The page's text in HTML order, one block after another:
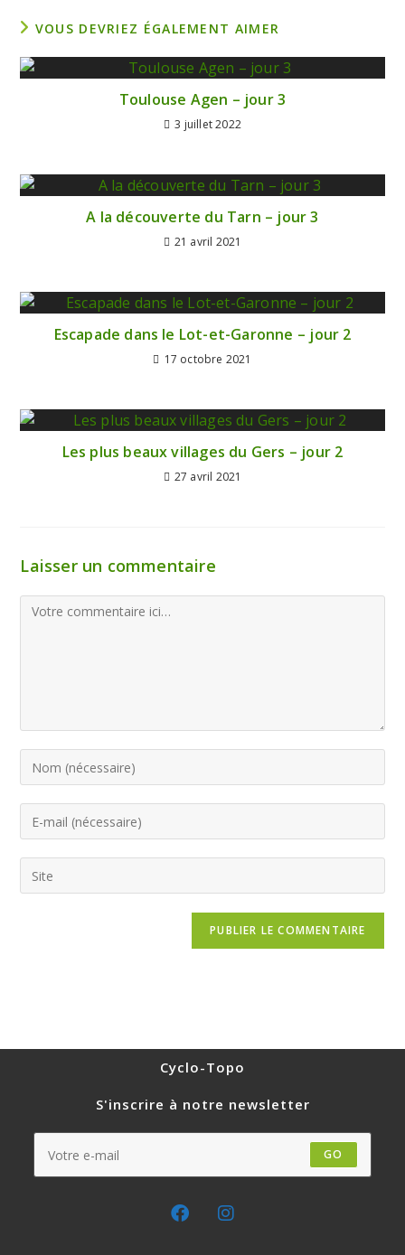
VOUS DEVRIEZ ÉGALEMENT AIMER
Toulouse Agen – jour 3
3 juillet 2022
A la découverte du Tarn – jour 3
21 avril 2021
Escapade dans le Lot-et-Garonne – jour 2
17 octobre 2021
Les plus beaux villages du Gers – jour 2
27 avril 2021
Laisser un commentaire
Cyclo-Topo
S'inscrire à notre newsletter
GO